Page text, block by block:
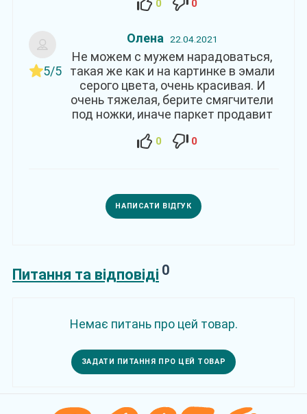
0 0
5/5
Олена 22.04.2021
Не можем с мужем нарадоваться,
такая же как и на картинке в эмали
серого цвета, очень красивая. И
очень тяжелая, берите смягчители
под ножки, иначе паркет продавит
0 0
НАПИСАТИ ВІДГУК
Питання та відповіді 0
Немає питань про цей товар.
ЗАДАТИ ПИТАННЯ ПРО ЦЕЙ ТОВАР